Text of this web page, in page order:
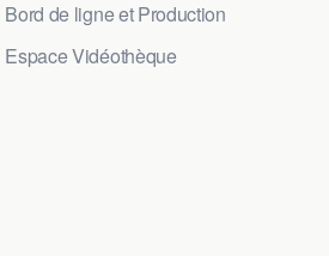
Bord de ligne et Production
Espace Vidéothèque